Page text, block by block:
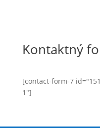
Kontaktný
[contact-form-7
1"]